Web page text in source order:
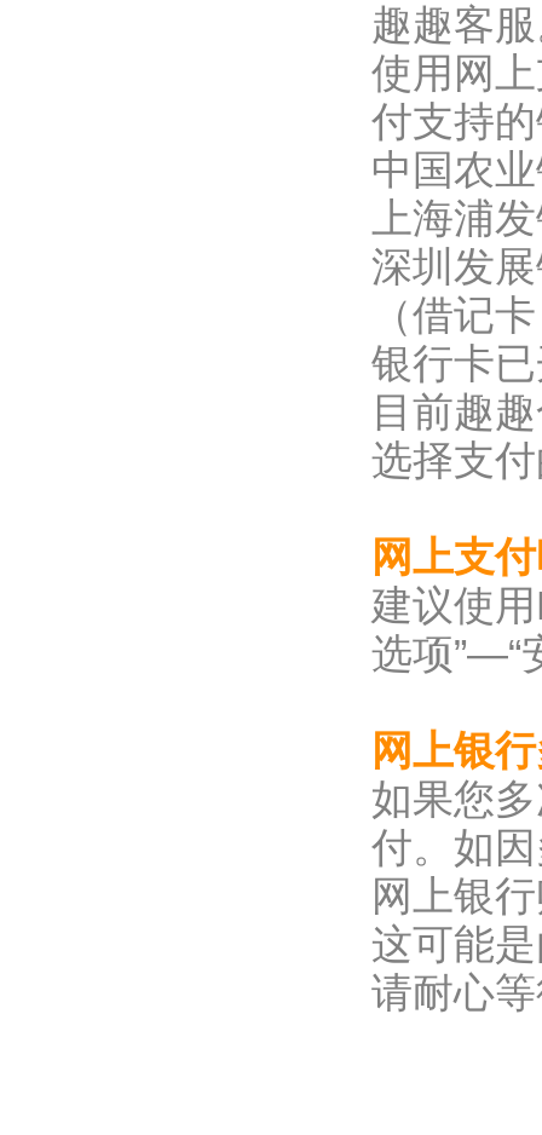
趣趣客
使用网
付支持
中国农
上海浦
深圳发
（借记
银行卡
目前趣
选择支
网上支
建议使
选项”—“
网上银
如果您
付。如
网上银
这可能
请耐心